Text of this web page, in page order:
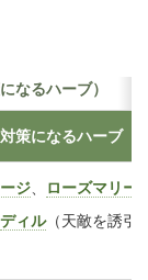
なるハーブ）
対策になるハーブ
ジ ローズマリー
ディル（天敵を誘引